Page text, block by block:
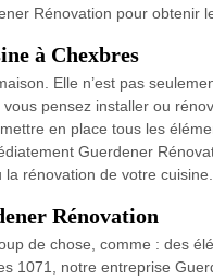
Rénovation pour obtenir
à Chexbres
Elle n’est pas
pensez installer ou
en place tous les
Guerdener
rénovation de votre cuisine.
Rénovation
de chose, comme : des
1071, notre entreprise